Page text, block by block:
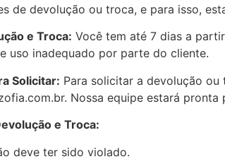
de devolução ou troca, e para isso,
e Troca: Você tem até 7 dias a
uso inadequado por parte do cliente.
Solicitar: Para solicitar a devolução
. Nossa equipe estará
e Troca:
deve ter sido violado.